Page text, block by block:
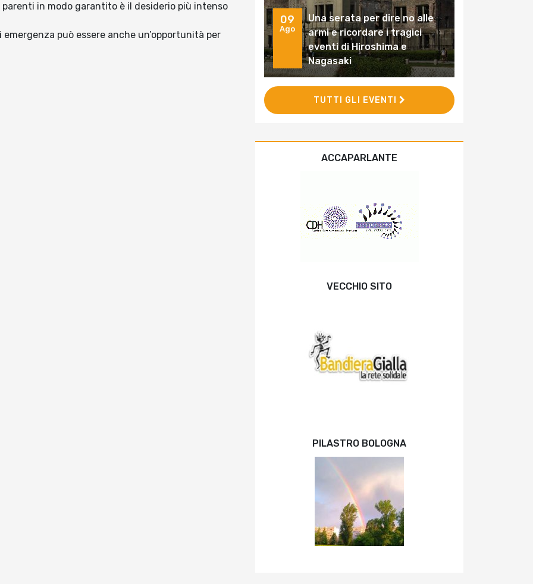
in modo garantito è il desiderio più intenso
può essere anche un’opportunità per
09
Ago
Una serata per dire no alle
armi e ricordare i tragici
eventi di Hiroshima e
Nagasaki
TUTTI GLI EVENTI
ACCAPARLANTE
VECCHIO SITO
PILASTRO BOLOGNA